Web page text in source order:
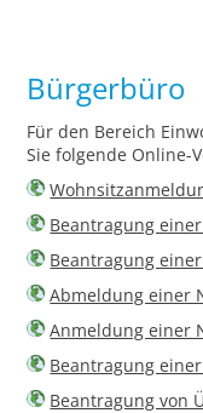
Bürgerbüro
Für den Bereich
Sie folgende Online-
Beantragung
Beantragung
Abmeldung einer
Anmeldung einer
Beantragung
Beantragung von